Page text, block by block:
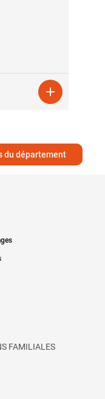

du département
FAMILIALES